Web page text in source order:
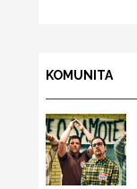
KOMUNITA